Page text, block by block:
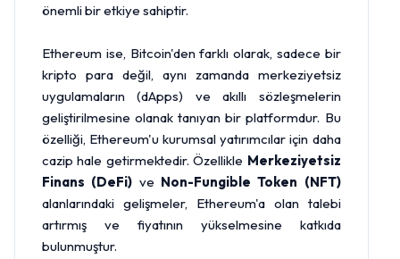
önemli bir etkiye sahiptir.
Ethereum ise, Bitcoin'den farklı olarak, sadece bir
kripto para değil, aynı zamanda merkeziyetsiz
uygulamaların (dApps) ve akıllı sözleşmelerin
geliştirilmesine olanak tanıyan bir platformdur. Bu
özelliği, Ethereum'u kurumsal yatırımcılar için daha
cazip hale getirmektedir. Özellikle Merkeziyetsiz
Finans (DeFi) ve Non-Fungible Token (NFT)
alanlarındaki gelişmeler, Ethereum'a olan talebi
artırmış ve fiyatının yükselmesine katkıda
bulunmuştur.